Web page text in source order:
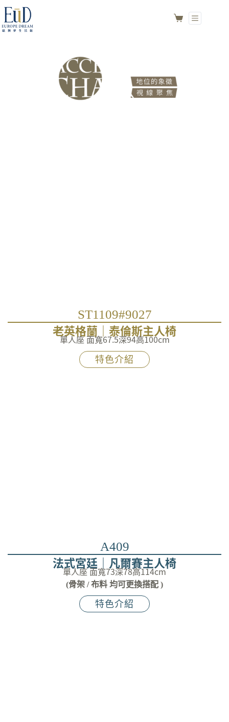
ST1109#9027
老英格蘭｜泰倫斯主人椅
單人座 面寬67.5深94高100cm
特色介紹
A409
法式宮廷｜凡爾賽主人椅
單人座 面寬73深78高114cm
(骨架 / 布料 均可更換搭配 )
特色介紹